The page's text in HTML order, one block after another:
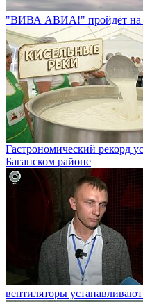
"ВИВА АВИА!" пройдёт на
Гастрономический рекорд
Баганском районе
вентиляторы